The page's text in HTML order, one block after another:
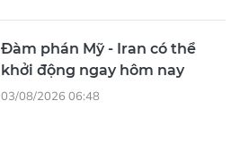
Đàm phán Mỹ - Iran có thể
khởi động ngay hôm nay
03/08/2026 06:48